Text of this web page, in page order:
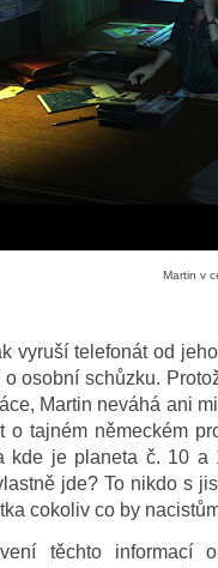
Martin v
vyruší telefonát od
osobní schůzku.
Martin neváhá ani
o tajném německém
kde je planeta č. 10
jde? To nikdo s
cokoliv co by
těchto informací